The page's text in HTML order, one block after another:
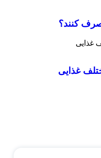
کنند؟
غذایی